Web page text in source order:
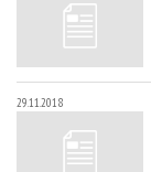
29.11.2018